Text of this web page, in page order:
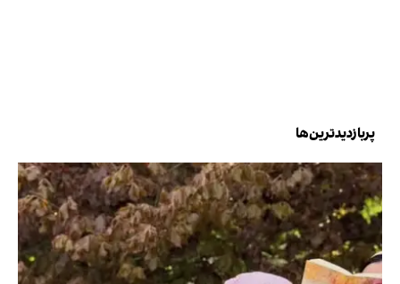
پربازدیدترین‌ها